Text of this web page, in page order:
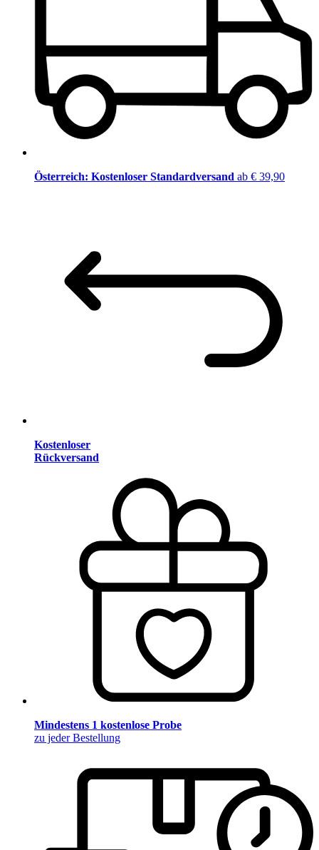
Österreich: Kostenloser Standardversand ab € 39,90
Kostenloser
Rückversand
Mindestens 1 kostenlose Probe
zu jeder Bestellung